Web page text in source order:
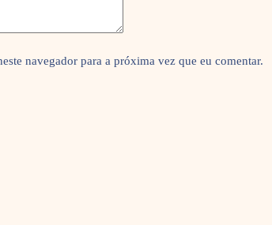
navegador para a próxima vez que eu comentar.